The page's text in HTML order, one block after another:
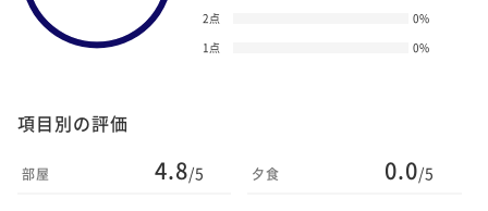
2点
0%
1点
0%
項目別の評価
部屋 4.8/5 夕食 0.0/5